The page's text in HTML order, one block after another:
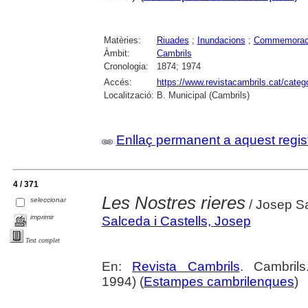
Matèries: Riuades ; Inundacions ;
Àmbit:
Cambrils
Cronologia:
1874; 1974
Accés:
https://www.revistacambrils.cat/
Localització: B. Municipal (Cambrils)
Enllaç permanent a aquest
4 / 371
seleccionar
imprimir
Text complet
Les Nostres rieres/ Josep
Salceda i Castells, Josep
En: Revista Cambrils.
1994) (Estampes cambrilenques)